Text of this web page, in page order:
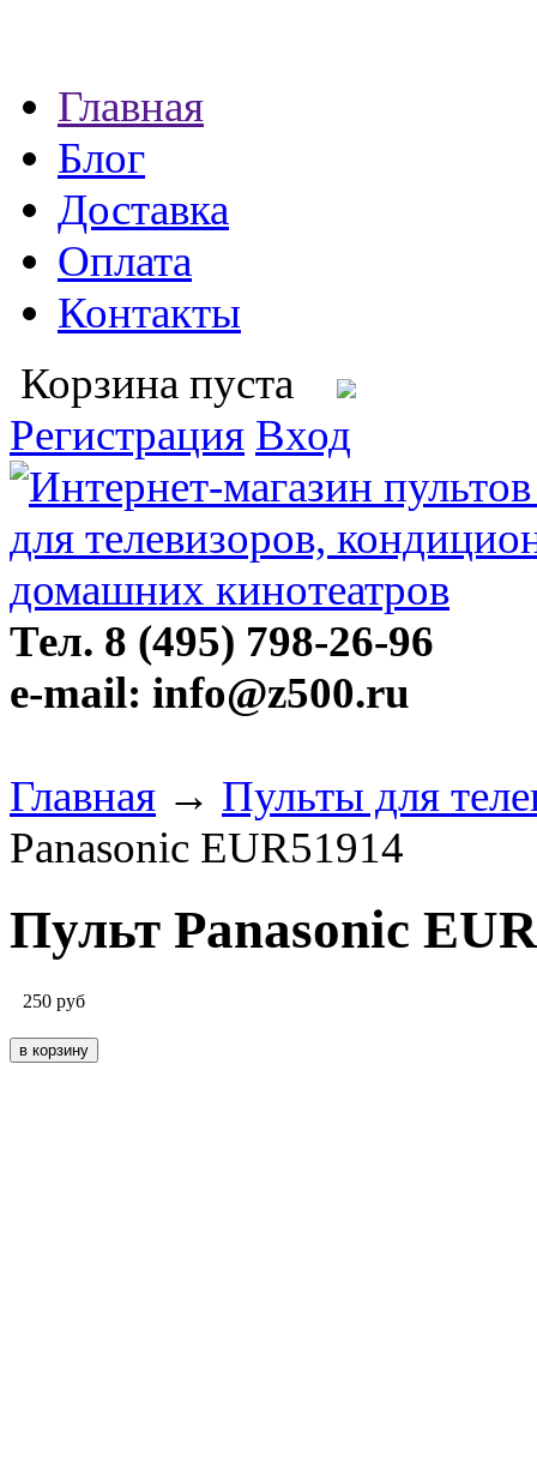
Главная
Блог
Доставка
Оплата
Контакты
Корзина пуста
Регистрация Вход
Тел. 8 (495) 798-26-96
e-mail: info@z500.ru
Главная → Пульты для
Panasonic EUR51914
Пульт Panasonic
250 руб